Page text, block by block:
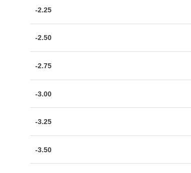
-2.25
-2.50
-2.75
-3.00
-3.25
-3.50